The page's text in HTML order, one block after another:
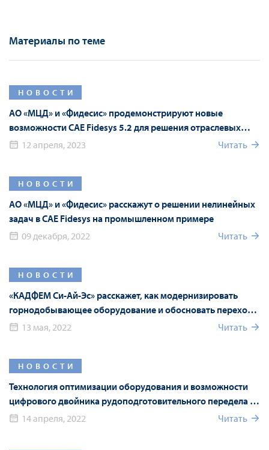
Материалы по теме
НОВОСТИ
АО «МЦД» и «Фидесис» продемонстрируют новые
возможности CAE Fidesys 5.2 для решения отраслевых
задач12 апреля, 2023 Читать
НОВОСТИ
АО «МЦД» и «Фидесис» расскажут о решении нелинейных
задач в CAE Fidesys на промышленном примере
09 декабря, 2022
Читать
НОВОСТИ
«КАДФЕМ Си-Ай-Эс» расскажет, как модернизировать
горнодобывающее оборудование и обосновать переход
на российские аналоги с помощью численного
13 мая, 2022 Читать
НОВОСТИ
Технология оптимизации оборудования и возможности
цифрового двойника рудоподготовительного передела на
Mining World Russia 2022
14 апреля, 2022 Читать